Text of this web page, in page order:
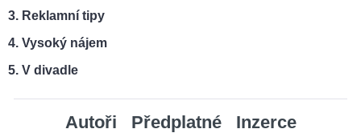
Reklamní tipy
Vysoký nájem
V divadle
Autoři Předplatné Inzerce